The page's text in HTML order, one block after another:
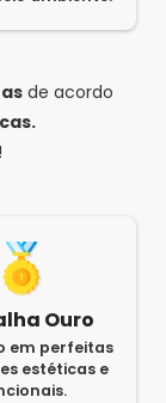
de acordo
Ouro
em perfeitas
estéticas e